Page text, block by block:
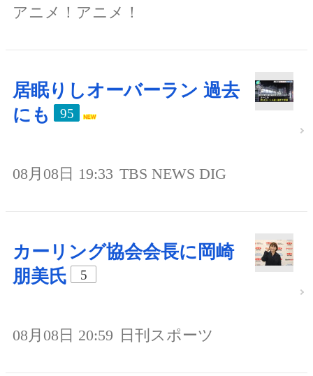
アニメ！アニメ！
居眠りしオーバーラン 過去
にも
95
08月08日 19:33 TBS NEWS DIG
カーリング協会会長に岡崎
朋美氏
5
08月08日 20:59 日刊スポーツ